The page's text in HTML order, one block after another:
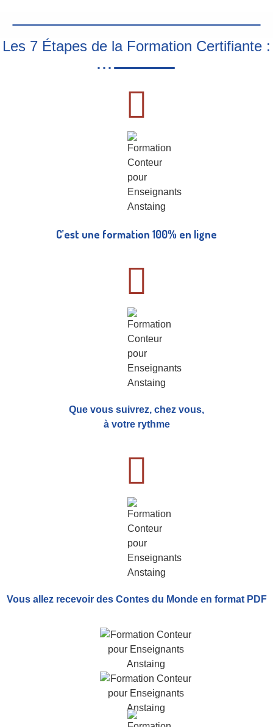
Les 7 Étapes de la Formation Certifiante :
C’est une formation 100% en ligne
Que vous suivrez, chez vous,
à votre rythme
Vous allez recevoir des Contes du Monde en format PDF